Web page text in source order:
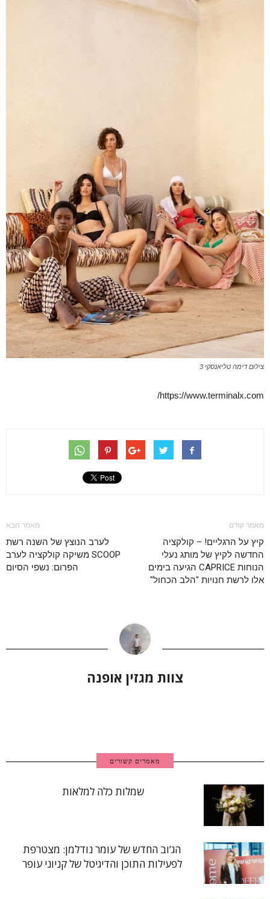
צילום דימה טליאנסקי 3
https://www.terminalx.com/
מאמר קודם
קיץ על הרגליים! – קולקציה
החדשה לקיץ של מותג נעלי
הנוחות CAPRICE הגיעה בימים
אלו לרשת חנויות "הלב הכחול"
מאמר הבא
לערב הנוצץ של השנה רשת
SCOOP משיקה קולקציה לערב
הפרום: נשפי הסיום
צוות מגזין אופנה
מאמרים קשורים
שמלות כלה למלאות
הג’וב החדש של עומר נודלמן: מצטרפת
לפעילות התוכן והדיגיטל של קניוני עופר